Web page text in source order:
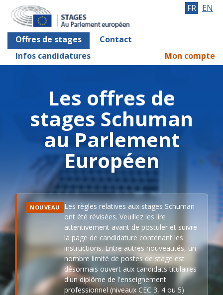
Offres de stages
Contact
Infos candidatures
FR EN
Mon compte
Les offres de
stages Schuman
au Parlement
Européen
NOUVEAU
Les règles relatives aux stages Schuman
ont été révisées. Veuillez les lire
attentivement avant de postuler et suivre
la page de candidature contenant les
instructions. Entre autres nouveautés, un
nombre limité de postes de stage est
désormais ouvert aux candidats titulaires
d'un diplôme de l'enseignement
professionnel (niveaux CEC 3, 4 ou 5)